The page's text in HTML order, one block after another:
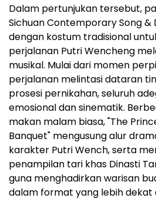
Dalam pertunjukan tersebut,
Sichuan Contemporary Song
dengan kostum tradisional
perjalanan Putri Wencheng
musikal. Mulai dari momen
perjalanan melintasi dataran
prosesi pernikahan, seluruh
emosional dan sinematik.
makan malam biasa, "The
Banquet" mengusung alur
karakter Putri Wench, serta
penampilan tari khas Dinasti
guna menghadirkan warisan
dalam format yang lebih dekat